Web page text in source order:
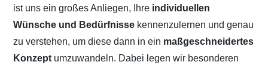
ist uns ein großes Anliegen, Ihre individuellen
Wünsche und Bedürfnisse kennenzulernen und genau
zu verstehen, um diese dann in ein maßgeschneidertes
Konzept umzuwandeln. Dabei legen wir besonderen